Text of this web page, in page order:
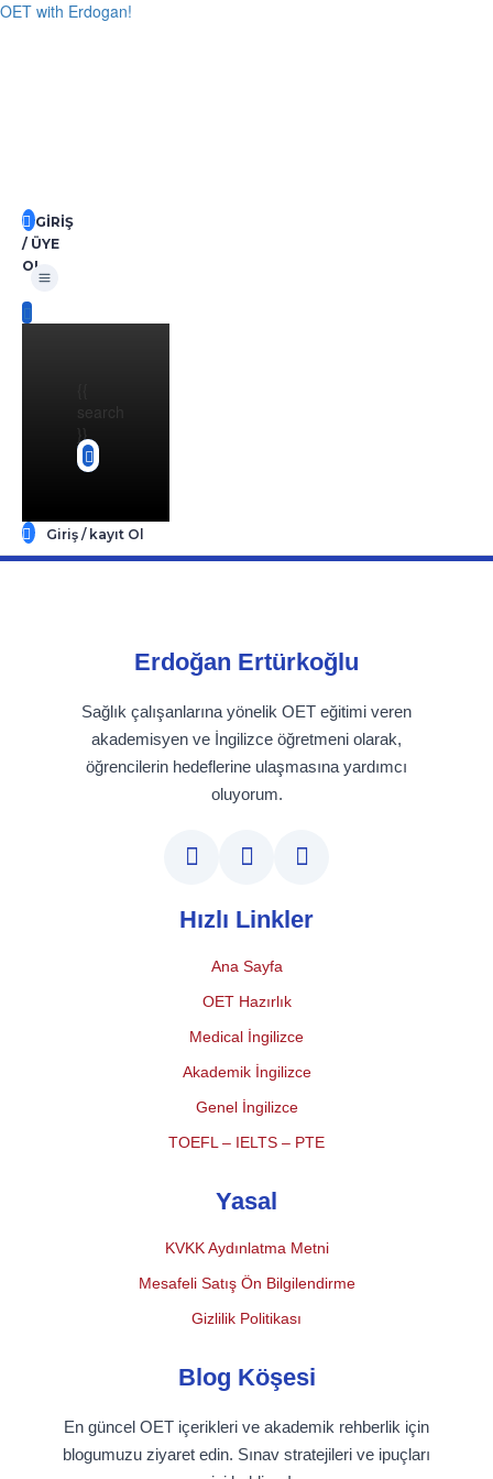
OET with Erdogan!
GIRIŞ
/ ÜYE
OL
Menü
search
}}
Giriş / kayıt Ol
Erdoğan Ertürkoğlu
Sağlık çalışanlarına yönelik OET eğitimi veren
akademisyen ve İngilizce öğretmeni olarak,
öğrencilerin hedeflerine ulaşmasına yardımcı
oluyorum.
Hızlı Linkler
Ana Sayfa
OET Hazırlık
Medical İngilizce
Akademik İngilizce
Genel İngilizce
TOEFL – IELTS – PTE
Yasal
KVKK Aydınlatma Metni
Mesafeli Satış Ön Bilgilendirme
Gizlilik Politikası
Blog Köşesi
En güncel OET içerikleri ve akademik rehberlik için
blogumuzu ziyaret edin. Sınav stratejileri ve ipuçları